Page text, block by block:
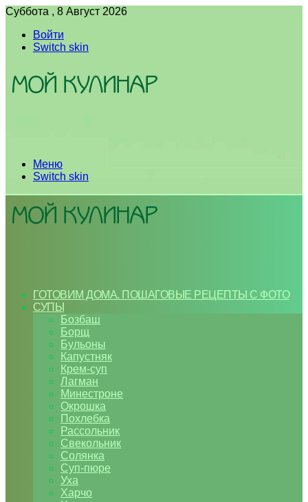
Суббота , 8 Август 2026
Войти
Switch skin
Меню
Switch skin
ГОТОВИМ ДОМА. ПОШАГОВЫЕ РЕЦЕПТЫ С ФОТО
СУПЫ
Бозбаш
Борщ
Бульоны
Капустняк
Крем-суп
Лагман
Минестроне
Окрошка
Похлебка
Рассольник
Свекольник
Солянка
Суп-пюре
Уха
Харчо